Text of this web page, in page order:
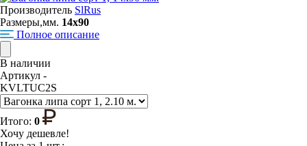
Производитель SlRus
Размеры,мм. 14х90
Полное описание
В наличии
Артикул -
KVLTUC2S
Итого: 0
Хочу дешевле!